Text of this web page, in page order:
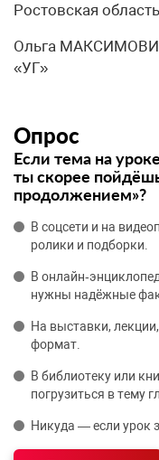
Ростовская область
Ольга
«УГ»
Опрос
Если тема на
ты скорее
продолжением»?
В соцсети и на
ролики и подборки.
В
нужны надёжные
На выставки,
формат.
В библиотеку или
погрузиться в тему
Никуда — если урок